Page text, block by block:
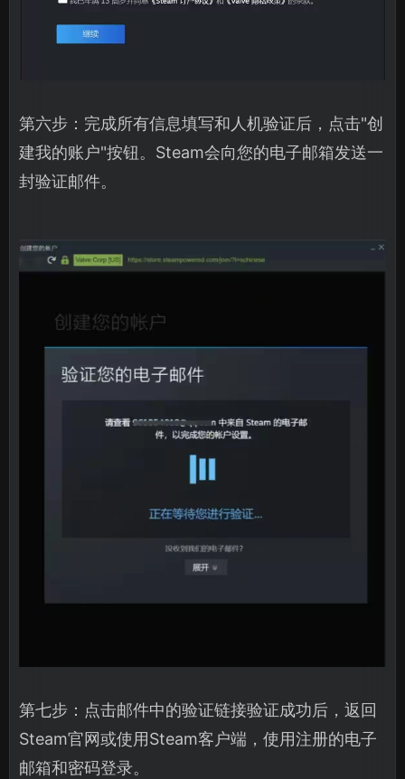
第六步：完成所有信息填写和人机验证后，点击"创
建我的账户"按钮。Steam会向您的电子邮箱发送一
封验证邮件。
第七步：点击邮件中的验证链接验证成功后，返回
Steam官网或使用Steam客户端，使用注册的电子
邮箱和密码登录。